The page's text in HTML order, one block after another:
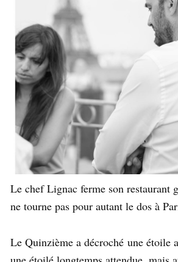
Le chef Lignac ferme son restaurant
ne tourne pas pour autant le dos à
Le Quinzième a décroché une étoile